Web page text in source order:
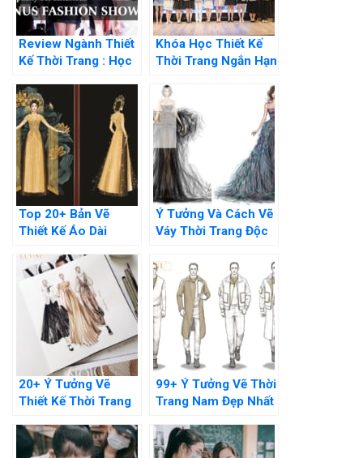
Review Ngành Thiết
Kế Thời Trang : Học
Nghề Nghiệp
Khóa Học Thiết Kế
Thời Trang Ngắn Hạn
Lượng
Top 20+ Bản Vẽ
Thiết Kế Áo Dài
Nhất
Ý Tưởng Và Cách Vẽ
Váy Thời Trang Độc
20+ Ý Tưởng Vẽ
Thiết Kế Thời Trang
Trend Hiện Nay
99+ Ý Tưởng Vẽ Thời
Trang Nam Đẹp Nhất
Bắt Đầu